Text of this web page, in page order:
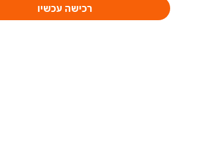
רכישה עכשיו